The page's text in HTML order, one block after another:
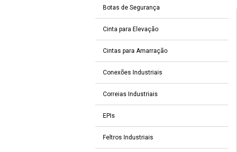
Botas de Segurança
Cinta para Elevação
Cintas para Amarração
Conexões Industriais
Correias Industriais
EPIs
Feltros Industriais